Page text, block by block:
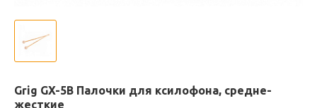
Grig GX-5B Палочки для ксилофона, средне-
жесткие